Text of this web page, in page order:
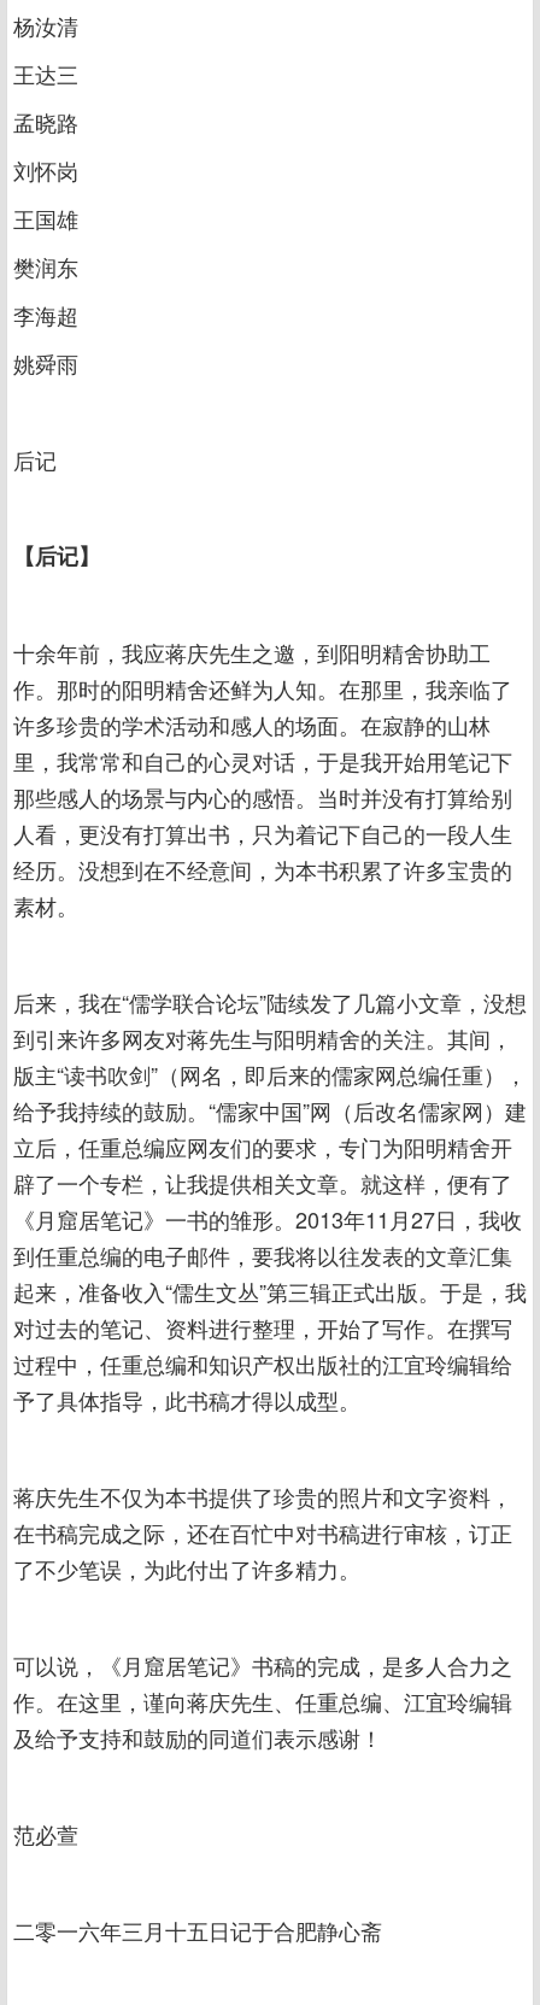
杨汝清
王达三
孟晓路
刘怀岗
王国雄
樊润东
李海超
姚舜雨
后记
【后记】
十余年前，我应蒋庆先生之邀，到阳明精舍协助工
作。那时的阳明精舍还鲜为人知。在那里，我亲临了
许多珍贵的学术活动和感人的场面。在寂静的山林
里，我常常和自己的心灵对话，于是我开始用笔记下
那些感人的场景与内心的感悟。当时并没有打算给别
人看，更没有打算出书，只为着记下自己的一段人生
经历。没想到在不经意间，为本书积累了许多宝贵的
素材。
后来，我在“儒学联合论坛”陆续发了几篇小文章，没想
到引来许多网友对蒋先生与阳明精舍的关注。其间，
版主“读书吹剑”（网名，即后来的儒家网总编任重），
给予我持续的鼓励。“儒家中国”网（后改名儒家网）建
立后，任重总编应网友们的要求，专门为阳明精舍开
辟了一个专栏，让我提供相关文章。就这样，便有了
《月窟居笔记》一书的雏形。2013年11月27日，我收
到任重总编的电子邮件，要我将以往发表的文章汇集
起来，准备收入“儒生文丛”第三辑正式出版。于是，我
对过去的笔记、资料进行整理，开始了写作。在撰写
过程中，任重总编和知识产权出版社的江宜玲编辑给
予了具体指导，此书稿才得以成型。
蒋庆先生不仅为本书提供了珍贵的照片和文字资料，
在书稿完成之际，还在百忙中对书稿进行审核，订正
了不少笔误，为此付出了许多精力。
可以说，《月窟居笔记》书稿的完成，是多人合力之
作。在这里，谨向蒋庆先生、任重总编、江宜玲编辑
及给予支持和鼓励的同道们表示感谢！
范必萱
二零一六年三月十五日记于合肥静心斋